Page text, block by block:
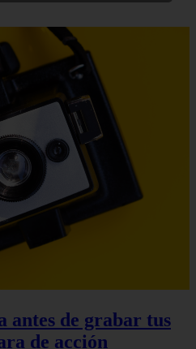
antes de grabar tus
de acción